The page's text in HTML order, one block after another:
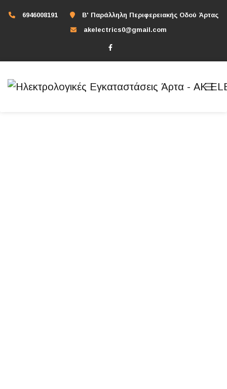
6946008191
Β' Παράλληλη Περιφερειακής Οδού Άρτας
akelectrics0@gmail.com